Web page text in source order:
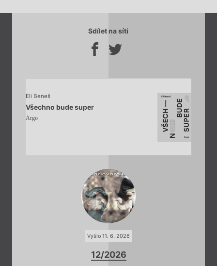
Sdílet na síti
Eli Beneš
Všechno bude super
Argo
Vyšlo 11. 6. 2026
12/2026